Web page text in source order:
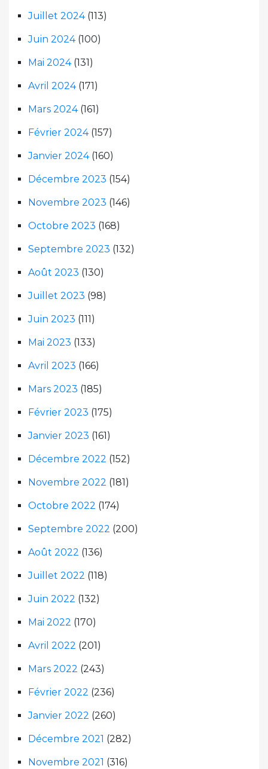
Juillet 2024(113)
Juin 2024(100)
Mai 2024(131)
Avril 2024(171)
Mars 2024(161)
Février 2024(157)
Janvier 2024(160)
Décembre 2023 (154)
Novembre 2023 (146)
Octobre 2023 (168)
Septembre 2023 (132)
Août 2023 (130)
Juillet 2023 (98)
Juin 2023 (111)
Mai 2023 (133)
Avril 2023 (166)
Mars 2023 (185)
Février 2023 (175)
Janvier 2023 (161)
Décembre 2022 (152)
Novembre 2022 (181)
Octobre 2022 (174)
Septembre 2022 (200)
Août 2022 (136)
Juillet 2022 (118)
Juin 2022 (132)
Mai 2022 (170)
Avril 2022 (201)
Mars 2022 (243)
Février 2022 (236)
Janvier 2022 (260)
Décembre 2021 (282)
Novembre 2021 (316)